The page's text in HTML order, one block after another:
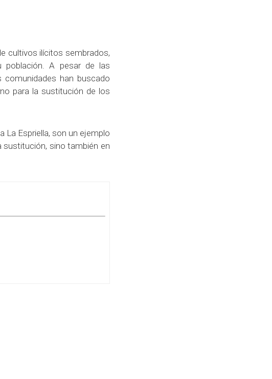
cultivos ilícitos sembrados,
población. A pesar de las
comunidades han buscado
para la sustitución de los
La Espriella, son un ejemplo
sustitución, sino también en